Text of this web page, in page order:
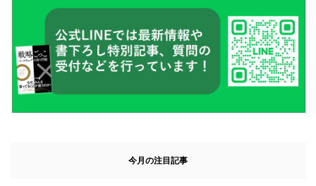
今月の注目記事